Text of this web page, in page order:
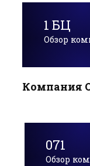
1 БЦ
Обзор
Компания
071
Обзор